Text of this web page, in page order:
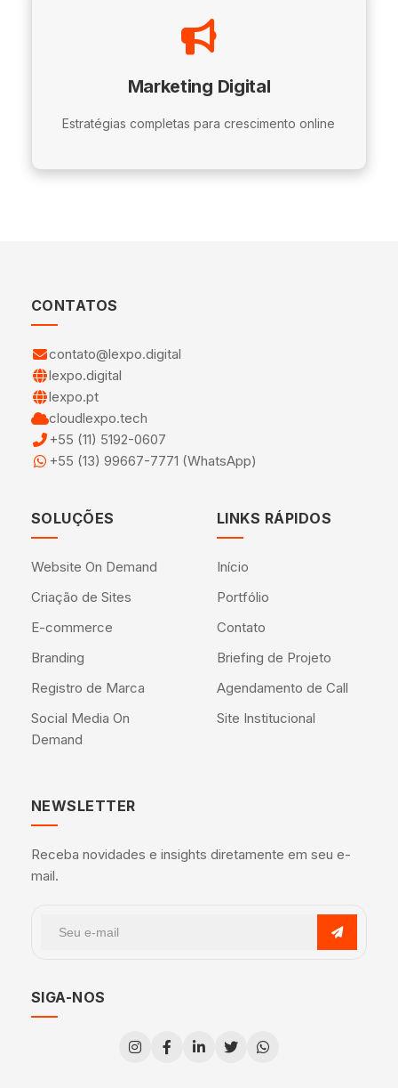
Marketing Digital
Estratégias completas para crescimento online
CONTATOS
contato@lexpo.digital
lexpo.digital
lexpo.pt
cloudlexpo.tech
+55 (11) 5192-0607
+55 (13) 99667-7771 (WhatsApp)
SOLUÇÕES
Website On Demand
Criação de Sites
E-commerce
Branding
Registro de Marca
Social Media On
Demand
LINKS RÁPIDOS
Início
Portfólio
Contato
Briefing de Projeto
Agendamento de Call
Site Institucional
NEWSLETTER
Receba novidades e insights diretamente em seu e-
mail.
SIGA-NOS